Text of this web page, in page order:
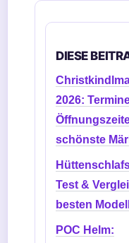
DIESE
2026:
schönste
Test &
besten
POC Helm: